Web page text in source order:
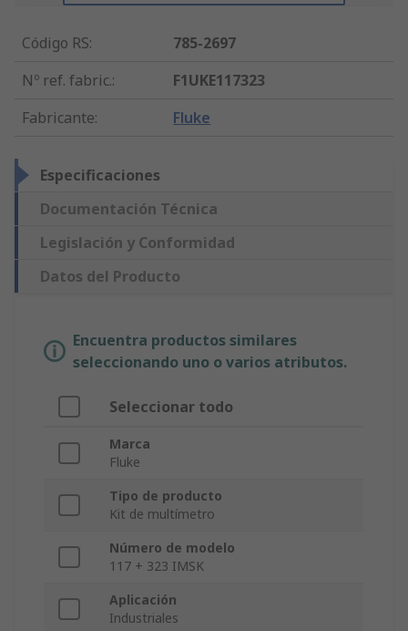
Código RS:
785-2697
Nº ref. fabric.:
F1UKE117323
Fabricante: Fluke
Especificaciones
Documentación Técnica
Legislación y Conformidad
Datos del Producto
Encuentra productos similares
seleccionando uno o varios atributos.
Seleccionar todo
Marca
Fluke
Tipo de producto
Kit de multímetro
Número de modelo
117 + 323 IMSK
Aplicación
Industriales